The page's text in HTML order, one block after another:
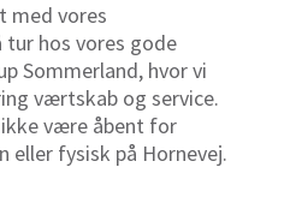
med vores
tur hos vores gode
Sommerland, hvor vi
værtskab og service.
være åbent for
eller fysisk på Hornevej.